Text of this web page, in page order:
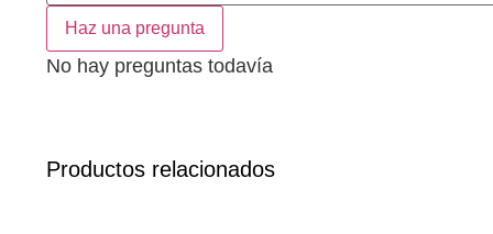
Haz una pregunta
No hay preguntas todavía
Productos relacionados